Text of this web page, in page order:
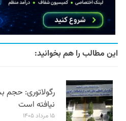
این مطالب را هم بخوانید:
رگولاتوری: حجم
نیافته است
۱۵ مرداد ۱۴۰۵